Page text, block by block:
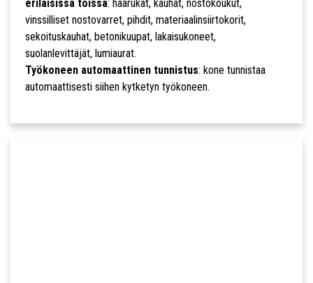
erilaisissa töissä: haarukat, kauhat, nostokoukut,
vinssilliset nostovarret, pihdit, materiaalinsiirtokorit,
sekoituskauhat, betonikuupat, lakaisukoneet,
suolanlevittäjät, lumiaurat.
Työkoneen automaattinen tunnistus: kone tunnistaa
automaattisesti siihen kytketyn työkoneen.